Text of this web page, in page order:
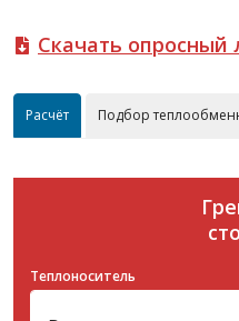
Скачать опросный
Расчёт Подбор
Теплоноситель